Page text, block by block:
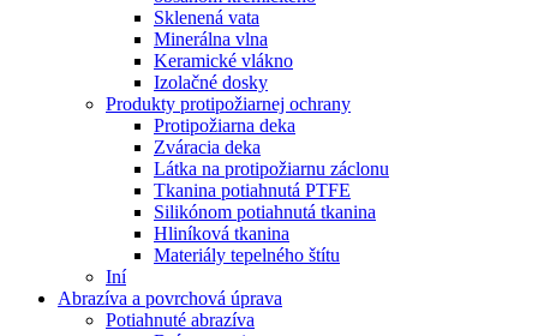
Sklenená vata
Minerálna vlna
Keramické vlákno
Izolačné dosky
Produkty protipožiarnej ochrany
Protipožiarna deka
Zváracia deka
Látka na protipožiarnu záclonu
Tkanina potiahnutá PTFE
Silikónom potiahnutá tkanina
Hliníková tkanina
Materiály tepelného štítu
Iní
Abrazíva a povrchová úprava
Potiahnuté abrazíva